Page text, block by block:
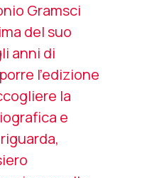
Gramsci
del suo
anni di
l’edizione
la
e